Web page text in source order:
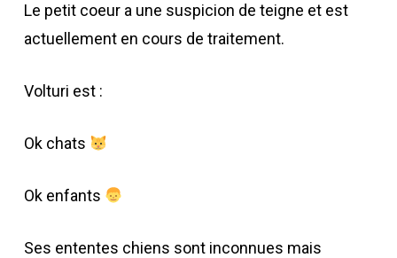
Le petit coeur a une suspicion de teigne et est
actuellement en cours de traitement.
Volturi est :
Ok chats
Ok enfants ​
Ses ententes chiens sont inconnues mais